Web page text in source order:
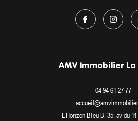
AMV Immobilier
04 94 61 27 77
L’Horizon Bleu B, 35, av du